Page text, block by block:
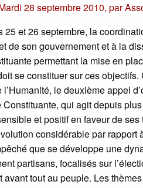
28 septembre 2010,par
25 et 26 septembre, la
de son gouvernement et à la
permettant la mise en
se constituer sur ces
le deuxième appel
Constituante, qui agit depuis
et positif en faveur de ses
considérable par
que se développe une
partisans, focalisés sur
avant tout au peuple. Les